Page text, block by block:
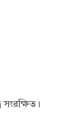
সংরক্ষিত।